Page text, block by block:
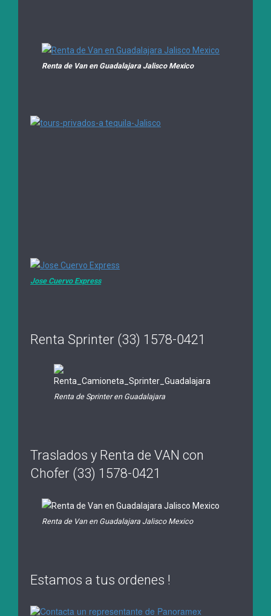
Renta de Van en Guadalajara Jalisco Mexico
Jose Cuervo Express
Renta Sprinter (33) 1578-0421
Renta de Sprinter en Guadalajara
Traslados y Renta de VAN con
Chofer (33) 1578-0421
Renta de Van en Guadalajara Jalisco Mexico
Estamos a tus ordenes !